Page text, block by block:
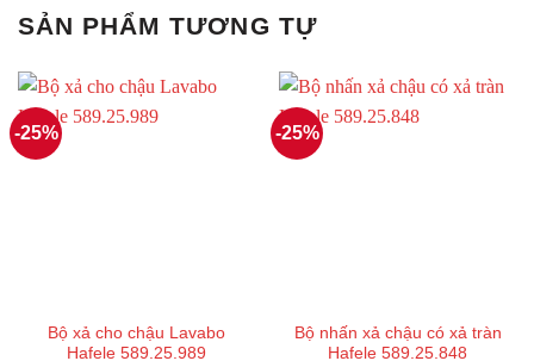
SẢN PHẨM TƯƠNG TỰ
-25%
Bộ xả cho chậu Lavabo
Hafele 589.25.989
-25%
Bộ nhấn xả chậu có xả tràn
Hafele 589.25.848